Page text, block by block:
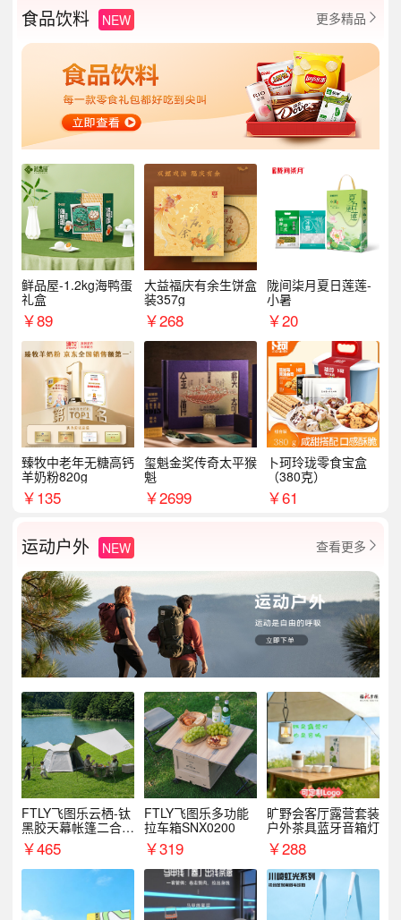
食品饮料 NEW 更多精品 
鲜品屋-1.2kg海鸭蛋
礼盒
￥89
大益福庆有余生饼盒
装357g
￥268
陇间柒月夏日莲莲-
小暑
￥20
臻牧中老年无糖高钙
羊奶粉820g
￥135
玺魁金奖传奇太平猴
魁
￥2699
卜珂玲珑零食宝盒
（380克）
￥61
运动户外 NEW 查看更多 
FTLY飞图乐云栖-钛
黑胶天幕帐篷二合一
TMTZ0201
￥465
FTLY飞图乐多功能
拉车箱SNX0200
￥319
旷野会客厅露营套装
户外茶具蓝牙音箱灯
￥288